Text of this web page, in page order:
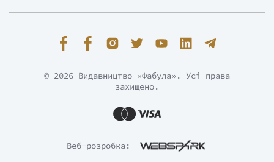
Веб-розробка:
© 2026 Видавництво «Фабула». Усі права
захищено.